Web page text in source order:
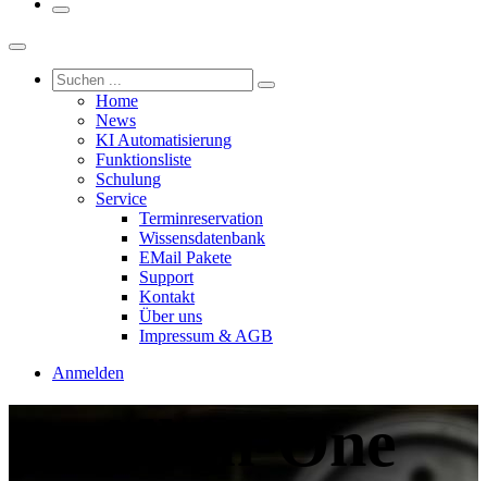
Home
News
KI Automatisierung
Funktionsliste
Schulung
Service
Terminreservation
Wissensdatenbank
EMail Pakete
Support
Kontakt
Über uns
Impressum & AGB
Anmelden
All-in-One